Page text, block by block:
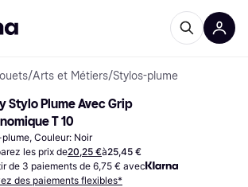
/Arts et Métiers/Stylos-plume
Stylo Plume Avec Grip
T 10
Couleur: Noir
les prix de20,25 €à25,45 €
de 3 paiements de 6,75 € avec
des paiements flexibles*